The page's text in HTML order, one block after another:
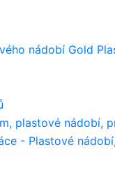
nádobí Gold
plastové nádobí,
- Plastové